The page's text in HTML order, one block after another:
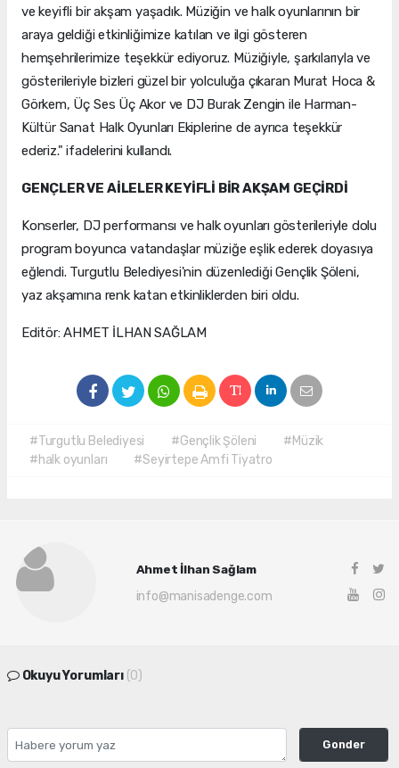
ve keyifli bir akşam yaşadık. Müziğin ve halk oyunlarının bir
araya geldiği etkinliğimize katılan ve ilgi gösteren
hemşehrilerimize teşekkür ediyoruz. Müziğiyle, şarkılarıyla ve
gösterileriyle bizleri güzel bir yolculuğa çıkaran Murat Hoca &
Görkem, Üç Ses Üç Akor ve DJ Burak Zengin ile Harman-
Kültür Sanat Halk Oyunları Ekiplerine de ayrıca teşekkür
ederiz." ifadelerini kullandı.
GENÇLER VE AİLELER KEYİFLİ BİR AKŞAM GEÇİRDİ
Konserler, DJ performansı ve halk oyunları gösterileriyle dolu
program boyunca vatandaşlar müziğe eşlik ederek doyasıya
eğlendi. Turgutlu Belediyesi'nin düzenlediği Gençlik Şöleni,
yaz akşamına renk katan etkinliklerden biri oldu.
Editör: AHMET İLHAN SAĞLAM
#Turgutlu Belediyesi #Gençlik Şöleni
#Müzik
#halk oyunları
#Seyirtepe Amfi Tiyatro
Ahmet İlhan Sağlam
info@manisadenge.com
Okuyu Yorumları (0)
Gonder